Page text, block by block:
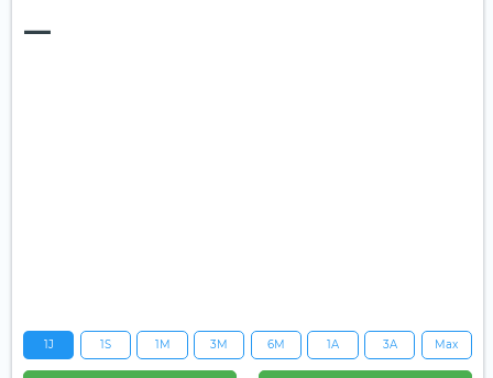
—
1J 1S 1M 3M 6M 1A 3A Max